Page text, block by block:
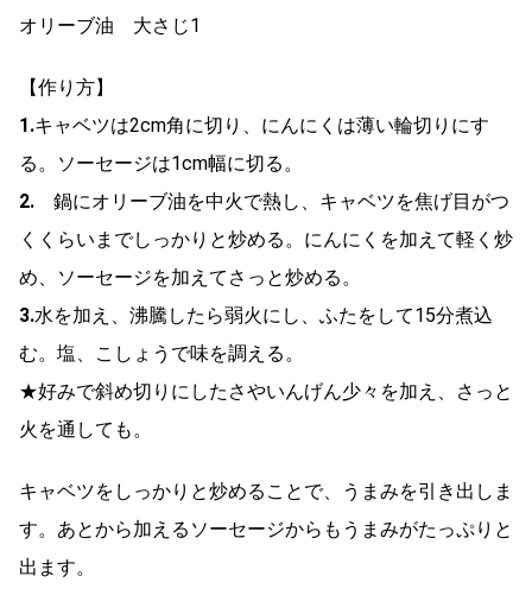
オリーブ油 大さじ1
【作り方】
1.キャベツは2cm角に切り、にんにくは薄い輪切りにす
る。ソーセージは1cm幅に切る。
2. 鍋にオリーブ油を中火で熱し、キャベツを焦げ目がつ
くくらいまでしっかりと炒める。にんにくを加えて軽く炒
め、ソーセージを加えてさっと炒める。
3.水を加え、沸騰したら弱火にし、ふたをして15分煮込
む。塩、こしょうで味を調える。
★好みで斜め切りにしたさやいんげん少々を加え、さっと
火を通しても。
キャベツをしっかりと炒めることで、うまみを引き出しま
す。あとから加えるソーセージからもうまみがたっぷりと
出ます。